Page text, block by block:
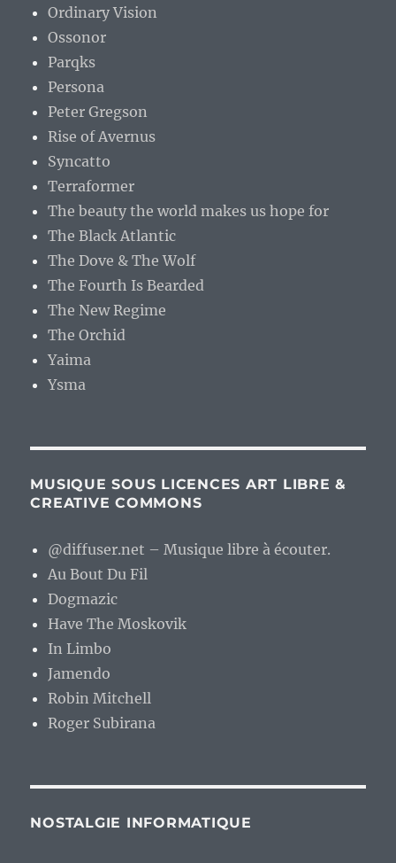
Ordinary Vision
Ossonor
Parqks
Persona
Peter Gregson
Rise of Avernus
Syncatto
Terraformer
The beauty the world makes us hope for
The Black Atlantic
The Dove & The Wolf
The Fourth Is Bearded
The New Regime
The Orchid
Yaima
Ysma
MUSIQUE SOUS LICENCES ART LIBRE &
CREATIVE COMMONS
@diffuser.net – Musique libre à écouter.
Au Bout Du Fil
Dogmazic
Have The Moskovik
In Limbo
Jamendo
Robin Mitchell
Roger Subirana
NOSTALGIE INFORMATIQUE